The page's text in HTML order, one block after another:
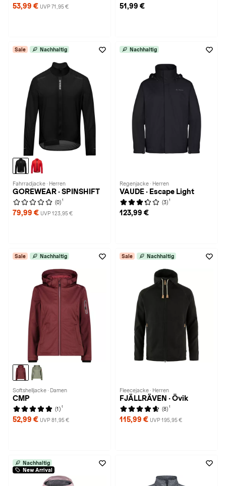
53,99 € UVP 71,95 € 51,99 €
Sale Nachhaltig
Fahrradjacke · Herren
GOREWEAR · SPINSHIFT
(0) 1
79,99 € UVP 123,95 €
Nachhaltig
Regenjacke · Herren
VAUDE · Escape Light
(3) 1
123,99 €
Sale Nachhaltig
Softshelljacke · Damen
CMP
(1) 1
52,99 € UVP 81,95 €
Sale Nachhaltig
Fleecejacke · Herren
FJÄLLRÄVEN · Övik
(8) 1
115,99 € UVP 195,95 €
Nachhaltig
New Arrival